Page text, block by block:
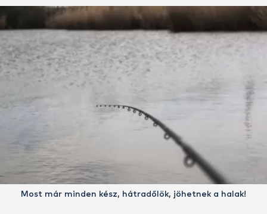
Most már minden kész, hátradőlök, jöhetnek a halak!